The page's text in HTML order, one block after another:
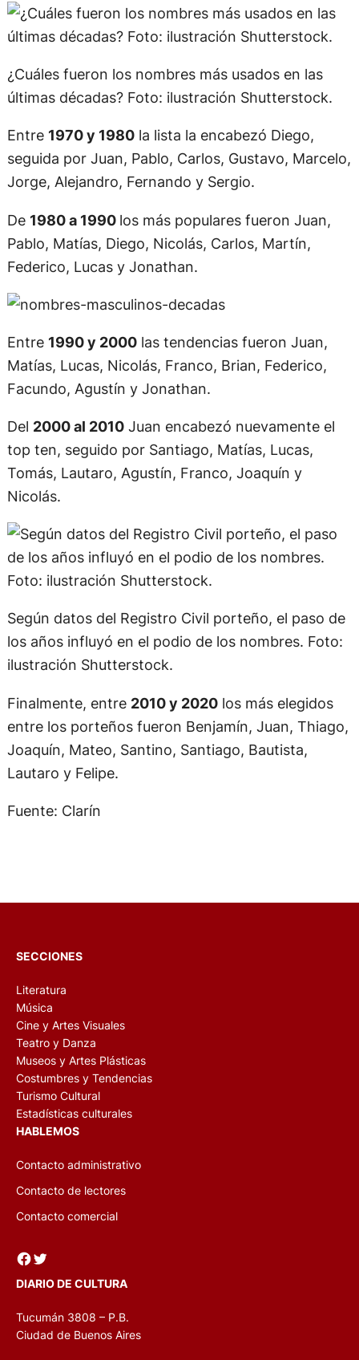
¿Cuáles fueron los nombres más usados en las
últimas décadas? Foto: ilustración Shutterstock.
Entre 1970 y 1980la lista la encabezó Diego,
seguida por Juan, Pablo, Carlos, Gustavo, Marcelo,
Jorge, Alejandro, Fernando y Sergio.
De 1980 a 1990 los más populares fueron Juan,
Pablo, Matías, Diego, Nicolás, Carlos, Martín,
Federico, Lucas y Jonathan.
Entre 1990 y 2000las tendencias fueron Juan,
Matías, Lucas, Nicolás, Franco, Brian, Federico,
Facundo, Agustín y Jonathan.
Del 2000 al 2010Juan encabezó nuevamente el
top ten, seguido por Santiago, Matías, Lucas,
Tomás, Lautaro, Agustín, Franco, Joaquín y
Nicolás.
Según datos del Registro Civil porteño, el paso de
los años influyó en el podio de los nombres. Foto:
ilustración Shutterstock.
Finalmente, entre 2010 y 2020los más elegidos
entre los porteños fueron Benjamín, Juan, Thiago,
Joaquín, Mateo, Santino, Santiago, Bautista,
Lautaro y Felipe.
Fuente: Clarín
SECCIONES
Literatura
Música
Cine y Artes Visuales
Teatro y Danza
Museos y Artes Plásticas
Costumbres y Tendencias
Turismo Cultural
Estadísticas culturales
HABLEMOS
Contacto administrativo
Contacto de lectores
Contacto comercial
Facebook Twitter
DIARIO DE CULTURA
Tucumán 3808 – P.B.
Ciudad de Buenos Aires